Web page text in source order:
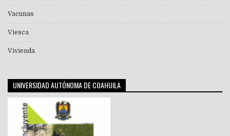
Vacunas
Viesca
Vivienda
UNIVERSIDAD AUTÓNOMA DE COAHUILA